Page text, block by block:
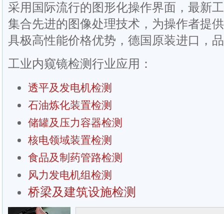
采用国际流行的图形化操作界面，最新
集合先进的图像处理技术，为操作者提
具极高性能价格优势，德国原装进口，
工业内窥镜检测行业应用：
透平及发电机检测
石油炼化装置检测
储罐及压力容器检测
核电领域装置检测
食品及制药管路检测
风力发电机组检测
桥梁及建筑设施检测